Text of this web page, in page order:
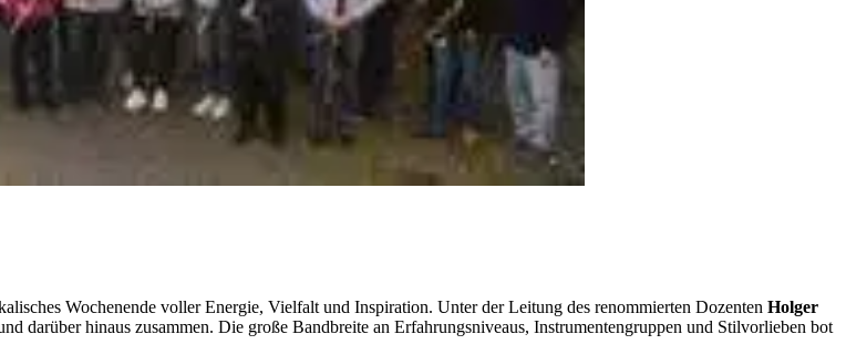
Wochenende voller Energie, Vielfalt und Inspiration. Unter der Leitung des renommierten Dozenten Holger
darüber hinaus zusammen. Die große Bandbreite an Erfahrungsniveaus, Instrumentengruppen und Stilvorlieben bot